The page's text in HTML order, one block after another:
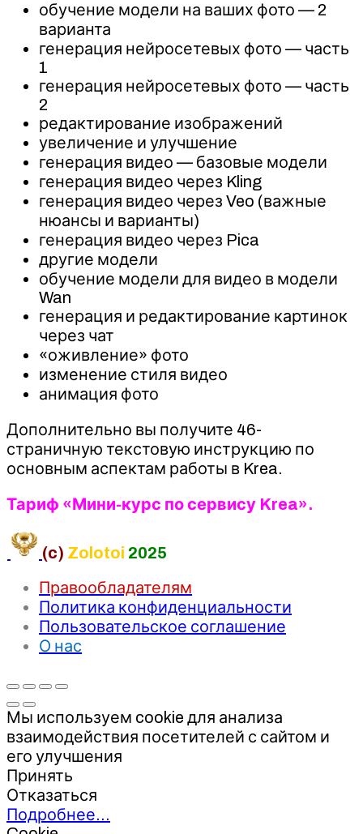
обучение модели на ваших фото — 2
варианта
генерация нейросетевых фото — часть
1
генерация нейросетевых фото — часть
2
редактирование изображений
увеличение и улучшение
генерация видео — базовые модели
генерация видео через Kling
генерация видео через Veo (важные
нюансы и варианты)
генерация видео через Pica
другие модели
обучение модели для видео в модели
Wan
генерация и редактирование картинок
через чат
«оживление» фото
изменение стиля видео
анимация фото
Дополнительно вы получите 46-
страничную текстовую инструкцию по
основным аспектам работы в Krea.
Тариф «Мини-курс по сервису Krea».
(c) Zolotoi 2025
Правообладателям
Политика конфиденциальности
Пользовательское соглашение
О нас
Мы используем cookie для анализа
взаимодействия посетителей с сайтом и
его улучшения
Принять
Отказаться
Подробнее…